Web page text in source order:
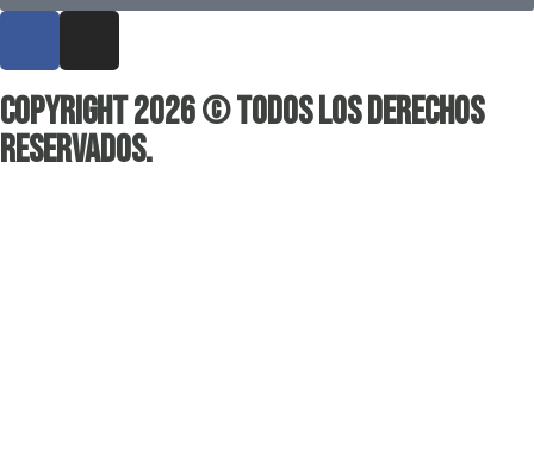
Copyright 2026 © Todos los derechos
reservados.